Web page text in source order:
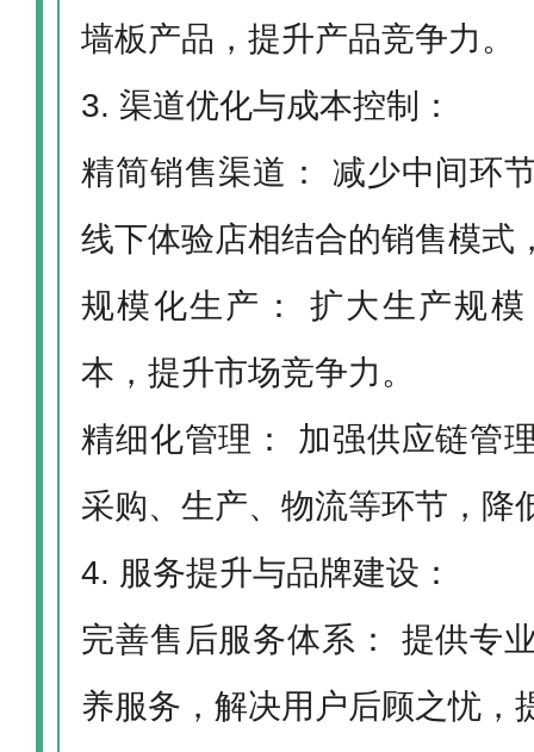
墙板产品，提升产品竞争力。
3. 渠道优化与成本控制：
精简销售渠道： 减少中间环
线下体验店相结合的销售模式
规模化生产： 扩大生产规
本，提升市场竞争力。
精细化管理： 加强供应链管
采购、生产、物流等环节，降
4. 服务提升与品牌建设：
完善售后服务体系： 提供专
养服务，解决用户后顾之忧，